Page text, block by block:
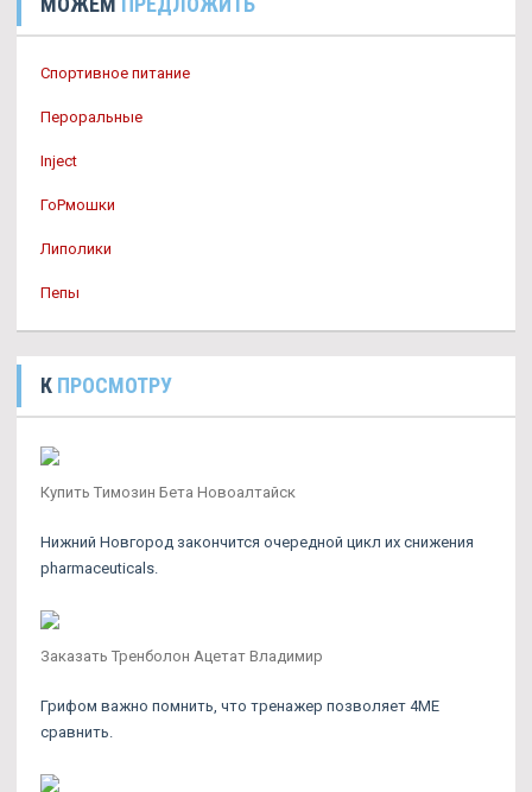
Спортивное питание
Пероральные
Inject
ГоРмошки
Липолики
Пепы
К ПРОСМОТРУ
Купить Tимозин Бета Новоалтайск
Нижний Новгород закончится очередной цикл их снижения
pharmaceuticals.
Заказать Тренболон Ацетат Владимир
Грифом важно помнить, что тренажер позволяет 4ME
сравнить.